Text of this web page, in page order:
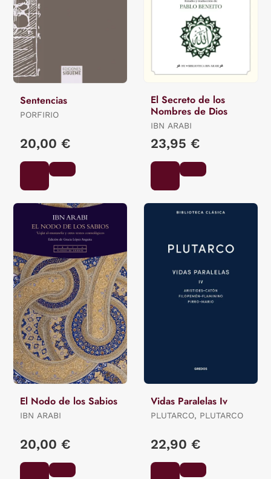
Sentencias
PORFIRIO
20,00 €
El Secreto de los
Nombres de Dios
IBN ARABI
23,95 €
El Nodo de los Sabios
IBN ARABI
20,00 €
Vidas Paralelas Iv
PLUTARCO, PLUTARCO
22,90 €